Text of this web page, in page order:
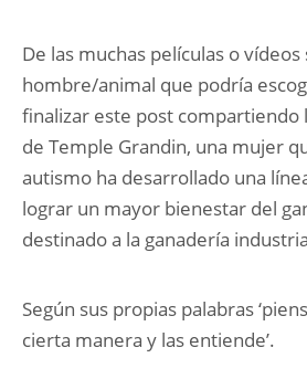
De las muchas películas o
hombre/animal que podría
finalizar este post compartiendo
de Temple Grandin, una mujer
autismo ha desarrollado una
lograr un mayor bienestar del
destinado a la ganadería
Según sus propias palabras
cierta manera y las entiende’.